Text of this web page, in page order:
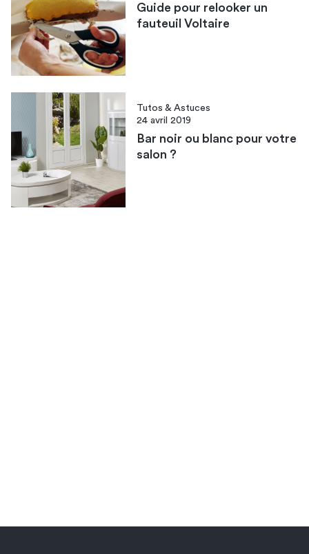
Guide pour relooker un
fauteuil Voltaire
Tutos & Astuces
24 avril 2019
Bar noir ou blanc pour votre
salon ?